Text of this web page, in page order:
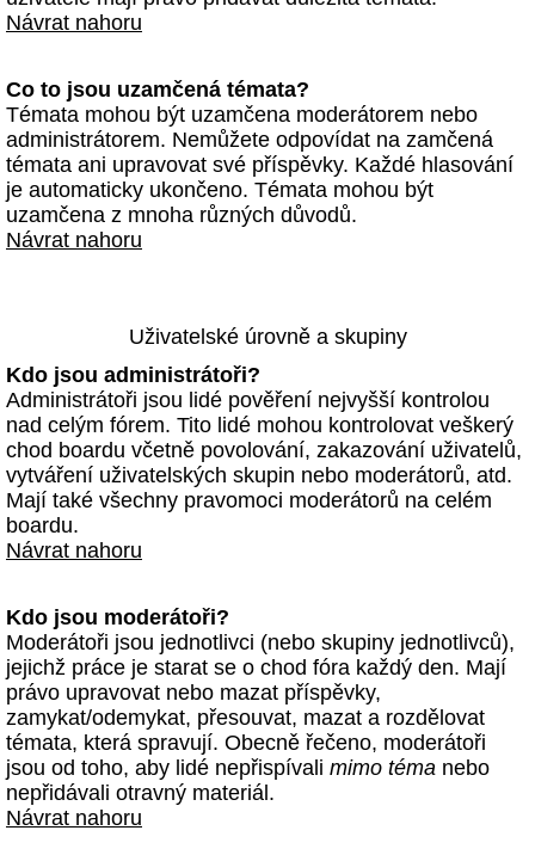
Návrat nahoru
Co to jsou uzamčená témata?
Témata mohou být uzamčena moderátorem nebo
administrátorem. Nemůžete odpovídat na zamčená
témata ani upravovat své příspěvky. Každé hlasování
je automaticky ukončeno. Témata mohou být
uzamčena z mnoha různých důvodů.
Návrat nahoru
Uživatelské úrovně a skupiny
Kdo jsou administrátoři?
Administrátoři jsou lidé pověření nejvyšší kontrolou
nad celým fórem. Tito lidé mohou kontrolovat veškerý
chod boardu včetně povolování, zakazování uživatelů,
vytváření uživatelských skupin nebo moderátorů, atd.
Mají také všechny pravomoci moderátorů na celém
boardu.
Návrat nahoru
Kdo jsou moderátoři?
Moderátoři jsou jednotlivci (nebo skupiny jednotlivců),
jejichž práce je starat se o chod fóra každý den. Mají
právo upravovat nebo mazat příspěvky,
zamykat/odemykat, přesouvat, mazat a rozdělovat
témata, která spravují. Obecně řečeno, moderátoři
jsou od toho, aby lidé nepřispívali mimo téma nebo
nepřidávali otravný materiál.
Návrat nahoru